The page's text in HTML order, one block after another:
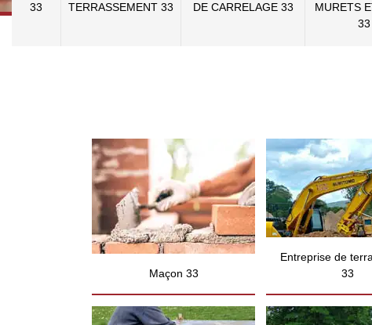
33
TERRASSEMENT 33
DE CARRELAGE 33
MURETS
33
Maçon 33
Entreprise de
33